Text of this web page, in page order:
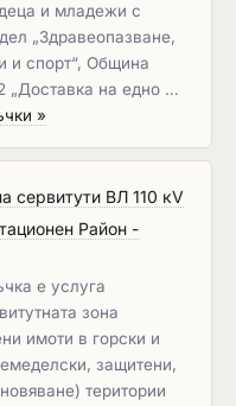
и младежи с
„Здравеопазване,
и спорт“, Община
„Доставка на едно …
»
сервитути ВЛ 110 кV
Район -
е услуга
зона
имоти в горски и
защитени,
територии